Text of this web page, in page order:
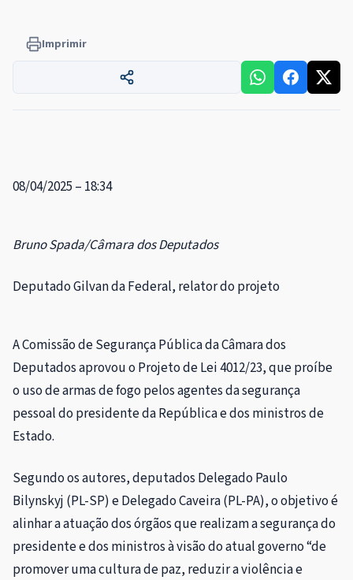
Imprimir
08/04/2025 – 18:34
Bruno Spada/Câmara dos Deputados
Deputado Gilvan da Federal, relator do projeto
A Comissão de Segurança Pública da Câmara dos
Deputados aprovou o Projeto de Lei 4012/23, que proíbe
o uso de armas de fogo pelos agentes da segurança
pessoal do presidente da República e dos ministros de
Estado.
Segundo os autores, deputados Delegado Paulo
Bilynskyj (PL-SP) e Delegado Caveira (PL-PA), o objetivo é
alinhar a atuação dos órgãos que realizam a segurança do
presidente e dos ministros à visão do atual governo “de
promover uma cultura de paz, reduzir a violência e